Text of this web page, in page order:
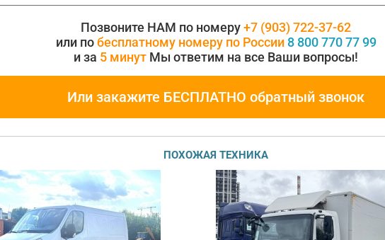
Позвоните НАМ по номеру+7 (903) 722-37-62
или побесплатному номеру по России 8 800 770 77 99
и за 5 минут Мы ответим на все Ваши вопросы!
Или закажите БЕСПЛАТНО обратный звонок
ПОХОЖАЯ ТЕХНИКА